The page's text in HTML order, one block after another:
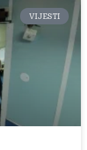
VIJESTI